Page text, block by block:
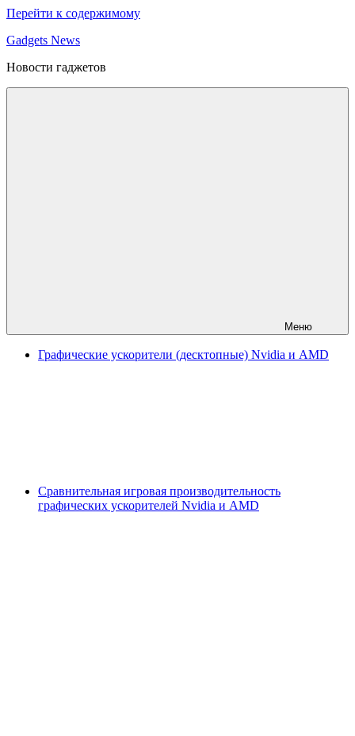
Перейти к содержимому
Gadgets News
Новости гаджетов
Меню
Графические ускорители (десктопные) Nvidia и AMD
Сравнительная игровая производительность
графических ускорителей Nvidia и AMD